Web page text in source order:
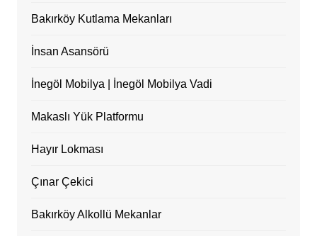
Bakırköy Kutlama Mekanları
İnsan Asansörü
İnegöl Mobilya | İnegöl Mobilya Vadi
Makaslı Yük Platformu
Hayır Lokması
Çınar Çekici
Bakırköy Alkollü Mekanlar